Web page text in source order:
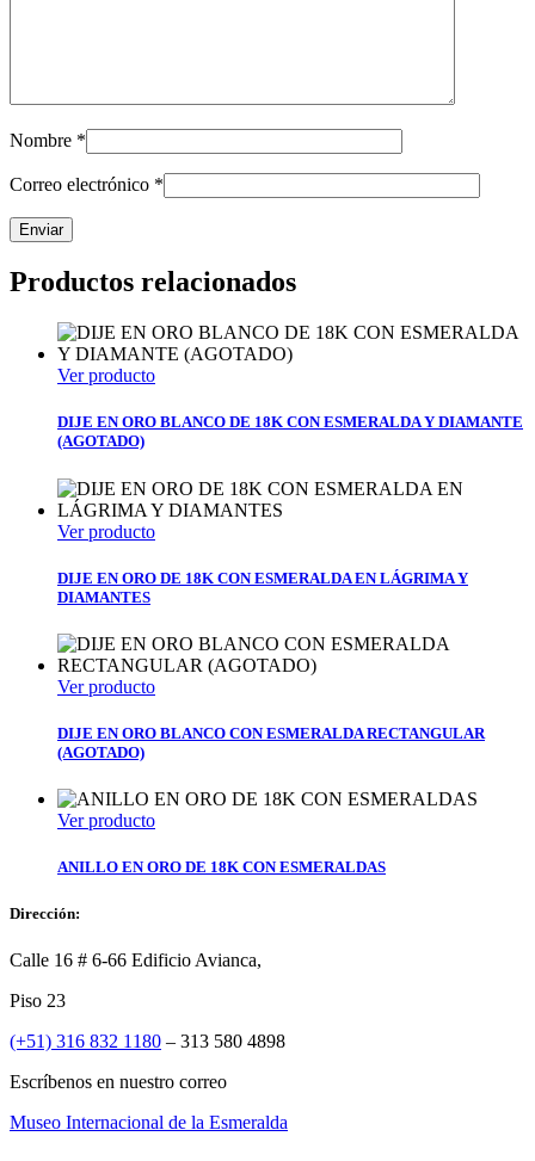
Nombre *
Correo electrónico *
Productos relacionados
Ver producto
DIJE EN ORO BLANCO DE 18K CON ESMERALDA Y DIAMANTE
(AGOTADO)
Ver producto
DIJE EN ORO DE 18K CON ESMERALDA EN LÁGRIMA Y
DIAMANTES
Ver producto
DIJE EN ORO BLANCO CON ESMERALDA RECTANGULAR
(AGOTADO)
Ver producto
ANILLO EN ORO DE 18K CON ESMERALDAS
Dirección:
Calle 16 # 6-66 Edificio Avianca,
Piso 23
(+51) 316 832 1180 – 313 580 4898
Escríbenos en nuestro correo
Museo Internacional de la Esmeralda